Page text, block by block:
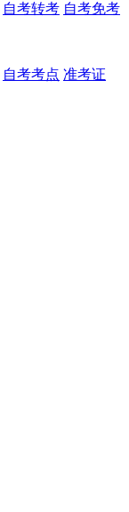
自考转考 自考免考
自考考点 准考证